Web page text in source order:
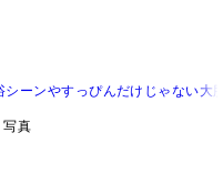
ーンやすっぴんだけじゃない大
写真